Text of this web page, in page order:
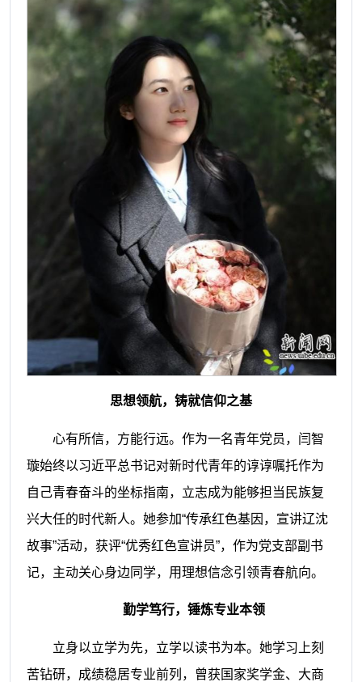
思想领航，铸就信仰之基
心有所信，方能行远。作为一名青年党员，闫智
璇始终以习近平总书记对新时代青年的谆谆嘱托作为
自己青春奋斗的坐标指南，立志成为能够担当民族复
兴大任的时代新人。她参加“传承红色基因，宣讲辽沈
故事”活动，获评“优秀红色宣讲员”，作为党支部副书
记，主动关心身边同学，用理想信念引领青春航向。
勤学笃行，锤炼专业本领
立身以立学为先，立学以读书为本。她学习上刻
苦钻研，成绩稳居专业前列，曾获国家奖学金、大商